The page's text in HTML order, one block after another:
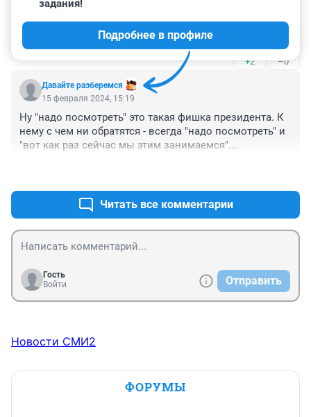
Гость
Путин посадил и сам помог.
+2 –0
Давайте разберемся
задания!
Подробнее в профиле
15 февраля 2024, 15:19
Ну "надо посмотреть" это такая фишка президента. К
нему с чем ни обратятся - всегда "надо посмотреть" и
"вот как раз сейчас мы этим занимаемся".
является запредельным и не выполняет свои
функции" это о чём вообще?
Читать все комментарии
Гость
Войти
Отправить
Новости СМИ2
ФОРУМЫ